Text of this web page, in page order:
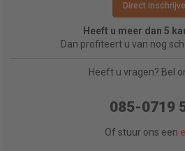
Direct
Heeft u meer dan 5
Dan profiteert u van nog
Heeft u vragen? Bel
085-0719
Of stuur ons een